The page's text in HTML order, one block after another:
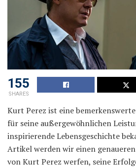
155
SHARES
Kurt Perez ist eine
für seine außergewöhnlichen
inspirierende Lebensgeschichte
Artikel werden wir einen
von Kurt Perez werfen, seine